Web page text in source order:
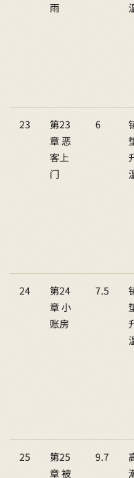
雨
23
第23
章 恶
客上
门
6
24
第24
章 小
账房
7.5
25
第25
章 被
9.7